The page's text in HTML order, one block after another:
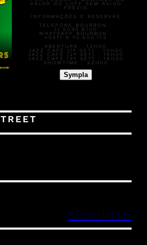
VALOR DO LOTE SEM AVISO
PRÉVIO
INFORMAÇÕES E RESERVAS
TELEFONE BOURBON :
11.5095.6100
WHATSAPP BOURBON :
+5511.9.70.600.113
ABERTURA :
12H00
JAZZ CAFÉ (1º SET) :
13H30
JAZZ CAFÉ (2º SET) :
15H00
JAZZ CAFÉ (3º SET) :
16H30
SHOWTIME :
22H00
Sympla
SEGUINTE